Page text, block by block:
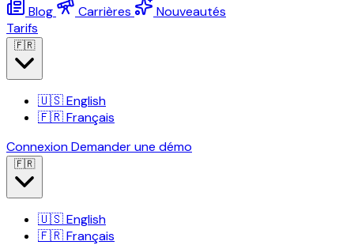
Blog Carrières
Nouveautés
Tarifs
🇫🇷
🇺🇸English
🇫🇷Français
ConnexionDemander une démo
🇫🇷
🇺🇸English
🇫🇷Français